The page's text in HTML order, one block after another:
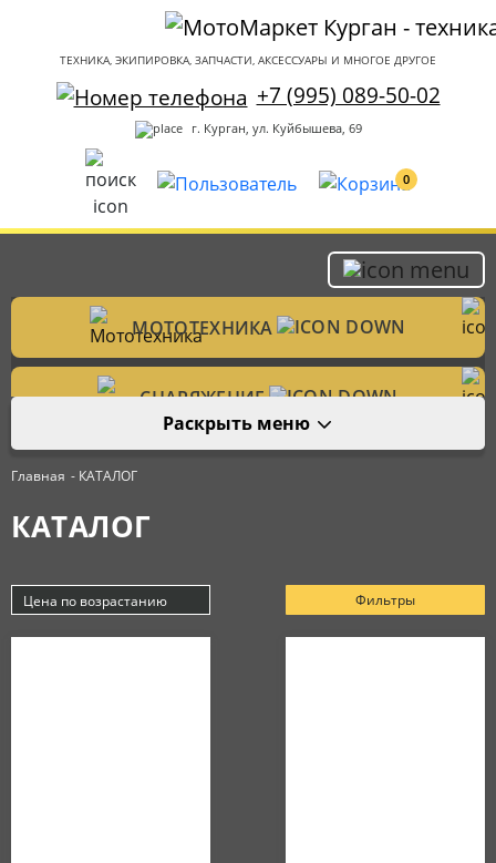
ТЕХНИКА, ЭКИПИРОВКА, ЗАПЧАСТИ, АКСЕССУАРЫ И МНОГОЕ ДРУГОЕ
+7 (995) 089-50-02
г. Курган, ул. Куйбышева, 69
0
МОТОТЕХНИКА
Мотоциклы
Велотехника
СНАРЯЖЕНИЕ
Мотошлемы
Очки
Защитная амуниция
Джерси
Аксессуары
Тормозная система
Моторные масла
Смазки
Раскрыть меню
Главная - КАТАЛОГ
Цена по возрастанию
Новинки
Популярные
КАТАЛОГ
Фильтры